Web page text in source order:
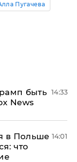
Пугачева
быть
News
14:33
в Польше
что
14:01